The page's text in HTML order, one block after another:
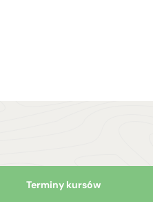
Terminy kursów